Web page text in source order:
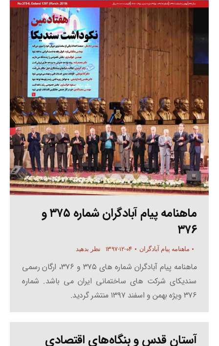
ماهنامه پیام آبادگران شماره ۳۷۵ و
۳۷۶
ماهنامه پیام آبادگران ۱۳۹۷-۱۲-۰۴ نظر بدهید
ماهنامه پیام آبادگران شماره های ۳۷۵ و ۳۷۶، ارگان رسمی
سندیکای شرکت های ساختمانی ایران می باشد. شماره
۳۷۶ ویژه بهمن و اسفند ۱۳۹۷ منتشر گردید.
آستان قدس و بنگاه‌های اقتصادی